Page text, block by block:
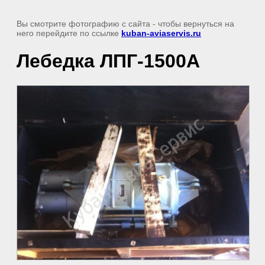
Вы смотрите фотографию с сайта - чтобы вернуться на
него перейдите по ссылке kuban-aviaservis.ru
Лебедка ЛПГ-1500А